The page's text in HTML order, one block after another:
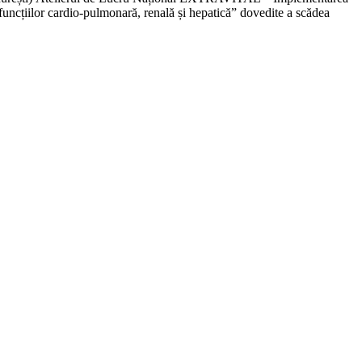
cardio-pulmonară, renală și hepatică” dovedite a scădea